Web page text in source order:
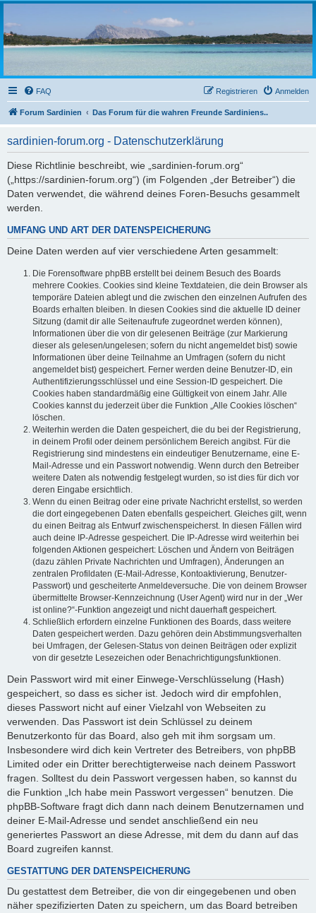
sardinien-forum.org
Das Forum der Freunde Sardiniens
FAQ Anmelden
Registrieren
Forum Sardinien Das Forum für die wahren Freunde Sardiniens..
sardinien-forum.org - Datenschutzerklärung
Diese Richtlinie beschreibt, wie „sardinien-forum.org“
(„https://sardinien-forum.org“) (im Folgenden „der Betreiber“) die
Daten verwendet, die während deines Foren-Besuchs gesammelt
werden.
UMFANG UND ART DER DATENSPEICHERUNG
Deine Daten werden auf vier verschiedene Arten gesammelt:
Die Forensoftware phpBB erstellt bei deinem Besuch des Boards
mehrere Cookies. Cookies sind kleine Textdateien, die dein Browser als
temporäre Dateien ablegt und die zwischen den einzelnen Aufrufen des
Boards erhalten bleiben. In diesen Cookies sind die aktuelle ID deiner
Sitzung (damit dir alle Seitenaufrufe zugeordnet werden können),
Informationen über die von dir gelesenen Beiträge (zur Markierung
dieser als gelesen/ungelesen; sofern du nicht angemeldet bist) sowie
Informationen über deine Teilnahme an Umfragen (sofern du nicht
angemeldet bist) gespeichert. Ferner werden deine Benutzer-ID, ein
Authentifizierungsschlüssel und eine Session-ID gespeichert. Die
Cookies haben standardmäßig eine Gültigkeit von einem Jahr. Alle
Cookies kannst du jederzeit über die Funktion „Alle Cookies löschen“
löschen.
Weiterhin werden die Daten gespeichert, die du bei der Registrierung,
in deinem Profil oder deinem persönlichem Bereich angibst. Für die
Registrierung sind mindestens ein eindeutiger Benutzername, eine E-
Mail-Adresse und ein Passwort notwendig. Wenn durch den Betreiber
weitere Daten als notwendig festgelegt wurden, so ist dies für dich vor
deren Eingabe ersichtlich.
Wenn du einen Beitrag oder eine private Nachricht erstellst, so werden
die dort eingegebenen Daten ebenfalls gespeichert. Gleiches gilt, wenn
du einen Beitrag als Entwurf zwischenspeicherst. In diesen Fällen wird
auch deine IP-Adresse gespeichert. Die IP-Adresse wird weiterhin bei
folgenden Aktionen gespeichert: Löschen und Ändern von Beiträgen
(dazu zählen Private Nachrichten und Umfragen), Änderungen an
zentralen Profildaten (E-Mail-Adresse, Kontoaktivierung, Benutzer-
Passwort) und gescheiterte Anmeldeversuche. Die von deinem Browser
übermittelte Browser-Kennzeichnung (User Agent) wird nur in der „Wer
ist online?“-Funktion angezeigt und nicht dauerhaft gespeichert.
Schließlich erfordern einzelne Funktionen des Boards, dass weitere
Daten gespeichert werden. Dazu gehören dein Abstimmungsverhalten
bei Umfragen, der Gelesen-Status von deinen Beiträgen oder explizit
von dir gesetzte Lesezeichen oder Benachrichtigungsfunktionen.
Dein Passwort wird mit einer Einwege-Verschlüsselung (Hash)
gespeichert, so dass es sicher ist. Jedoch wird dir empfohlen,
dieses Passwort nicht auf einer Vielzahl von Webseiten zu
verwenden. Das Passwort ist dein Schlüssel zu deinem
Benutzerkonto für das Board, also geh mit ihm sorgsam um.
Insbesondere wird dich kein Vertreter des Betreibers, von phpBB
Limited oder ein Dritter berechtigterweise nach deinem Passwort
fragen. Solltest du dein Passwort vergessen haben, so kannst du
die Funktion „Ich habe mein Passwort vergessen“ benutzen. Die
phpBB-Software fragt dich dann nach deinem Benutzernamen und
deiner E-Mail-Adresse und sendet anschließend ein neu
generiertes Passwort an diese Adresse, mit dem du dann auf das
Board zugreifen kannst.
GESTATTUNG DER DATENSPEICHERUNG
Du gestattest dem Betreiber, die von dir eingegebenen und oben
näher spezifizierten Daten zu speichern, um das Board betreiben